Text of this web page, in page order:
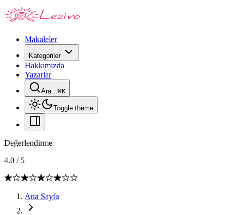
Makaleler
Kategoriler
Hakkımızda
Yazarlar
Ara...⌘K
Toggle theme
Değerlendirme
4.0 / 5
Ana Sayfa